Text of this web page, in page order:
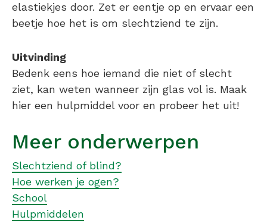
elastiekjes door. Zet er eentje op en ervaar een
beetje hoe het is om slechtziend te zijn.
Uitvinding
Bedenk eens hoe iemand die niet of slecht
ziet, kan weten wanneer zijn glas vol is. Maak
hier een hulpmiddel voor en probeer het uit!
Meer onderwerpen
Slechtziend of blind?
Hoe werken je ogen?
School
Hulpmiddelen